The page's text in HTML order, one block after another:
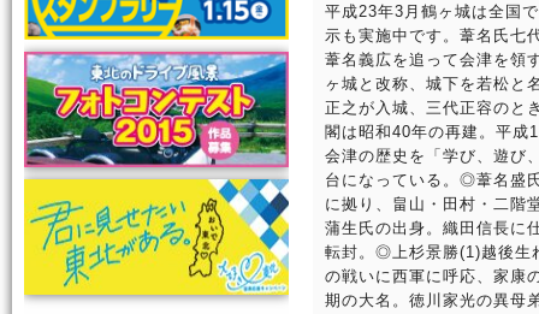
平成23年3月鶴ヶ城は全国
示も実施中です。葦名氏七
葦名義広を追って会津を領
ヶ城と改称、城下を若松と
正之が入城、三代正容のと
閣は昭和40年の再建。平成
会津の歴史を「学び、遊び
台になっている。◎葦名盛
に拠り、畠山・田村・二階
蒲生氏の出身。織田信長に
転封。◎上杉景勝(1)越後生
の戦いに西軍に呼応、家康
期の大名。徳川家光の異母